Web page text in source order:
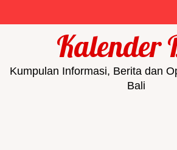
Kalender
Kumpulan Informasi, Berita dan
Bali